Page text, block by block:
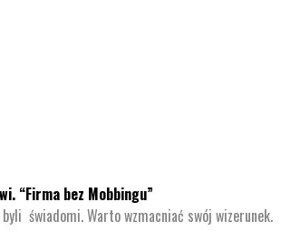
“Firma bez Mobbingu”
świadomi.Warto wzmacniać swój wizerunek.